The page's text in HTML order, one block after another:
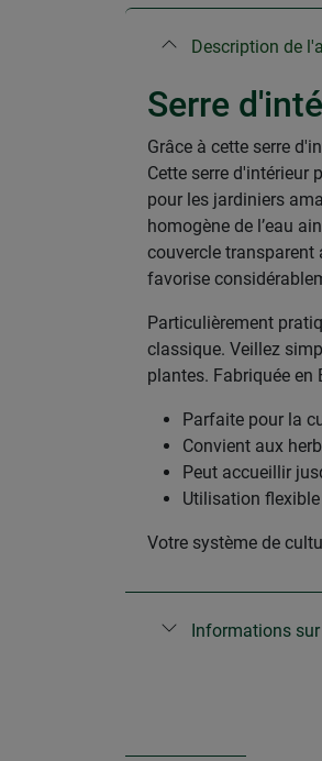
Description de
Serre
Grâce à cette serre
Cette serre
pour les jardiniers
homogène de l’eau
couvercle transparent
favorise
Particulièrement
classique. Veillez
plantes. Fabriquée en
Parfaite pour la
Convient aux
Peut accueillir
Utilisation
Votre système de
Informations